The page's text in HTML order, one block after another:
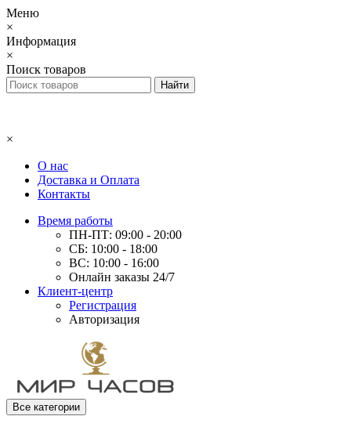
Меню
×
Информация
×
Поиск товаров
×
О нас
Доставка и Оплата
Контакты
Время работы
ПН-ПТ: 09:00 - 20:00
СБ: 10:00 - 18:00
ВС: 10:00 - 16:00
Онлайн заказы 24/7
Клиент-центр
Регистрация
Авторизация
Все категории